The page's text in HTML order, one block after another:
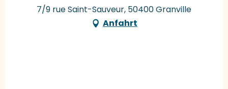
7/9 rue Saint-Sauveur, 50400 Granville
Anfahrt